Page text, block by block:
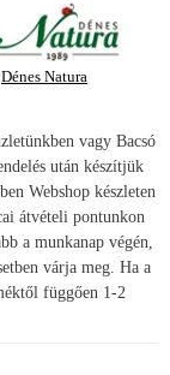
Dénes Natura
vagy Bacsó
után készítjük
Webshop készleten
átvételi pontunkon
a munkanap végén,
várja meg. Ha a
függően 1-2